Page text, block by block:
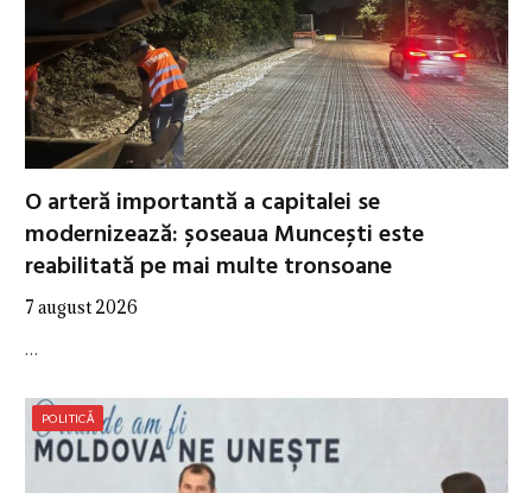
O arteră importantă a capitalei se
modernizează: șoseaua Muncești este
reabilitată pe mai multe tronsoane
7 august 2026
…
POLITICĂ